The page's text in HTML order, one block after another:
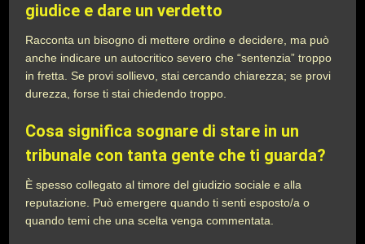
giudice e dare un verdetto
Racconta un bisogno di mettere ordine e decidere, ma può
anche indicare un autocritico severo che “sentenzia” troppo
in fretta. Se provi sollievo, stai cercando chiarezza; se provi
durezza, forse ti stai chiedendo troppo.
Cosa significa sognare di stare in un
tribunale con tanta gente che ti guarda?
È spesso collegato al timore del giudizio sociale e alla
reputazione. Può emergere quando ti senti esposto/a o
quando temi che una scelta venga commentata.